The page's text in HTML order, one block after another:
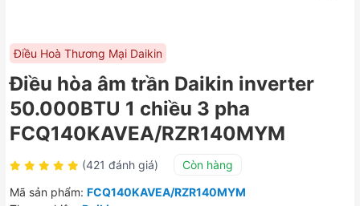
Điều Hoà Thương Mại Daikin
Điều hòa âm trần Daikin inverter
50.000BTU 1 chiều 3 pha
FCQ140KAVEA/RZR140MYM
(421 đánh giá)
Còn hàng
Mã sản phẩm: FCQ140KAVEA/RZR140MYM